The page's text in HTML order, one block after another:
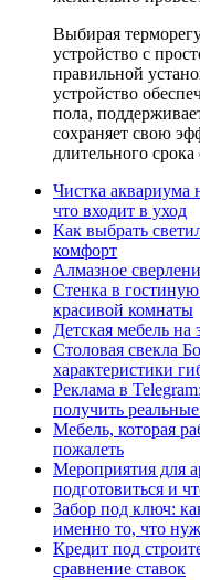
Выбирая
устройство с
правильной
устройство
пола,
сохраняет свою
длительного
Чистка аквариума
что входит в уход
Как выбрать
комфорт
Алмазное
Стенка в
красивой комнаты
Детская мебель на
Столовая свекла
характеристики
Реклама в
получить реальные
Мебель, которая
пожалеть
Мероприятия для
подготовиться и
Забор под ключ:
именно то, что
Кредит под
сравнение ставок